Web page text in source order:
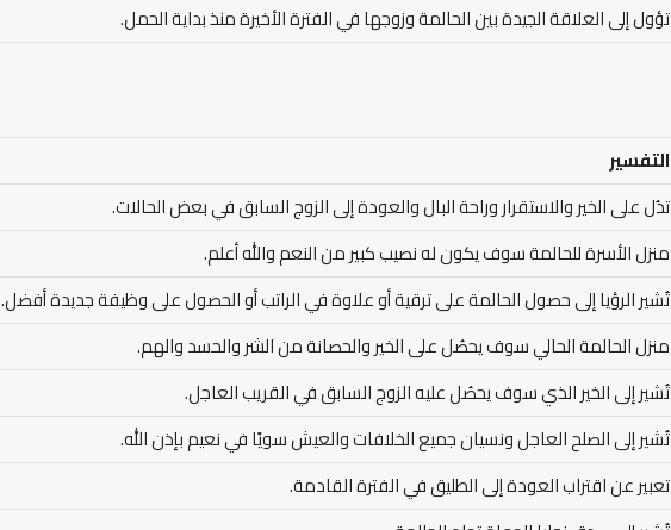
تؤول إلى العلاقة الجيدة بين الحالمة وزوجها في الفترة الأخيرة منذ بداية الحمل.
التفسير
تدُل على الخير والاستقرار وراحة البال والعودة إلى الزوج السابق في بعض الحالات.
منزل الأسرة للحالمة سوف يكون له نصيب كبير من النعم والله أعلم.
تُشير الرؤيا إلى حصول الحالمة على ترقية أو علاوة في الراتب أو الحصول على وظيفة جديدة أفضل.
منزل الحالمة الحالي سوف يحصُل على الخير والحصانة من الشر والحسد والهم.
تُشير إلى الخير الذي سوف يحصُل عليه الزوج السابق في القريب العاجل.
تُشير إلى الصلح العاجل ونسيان جميع الخلافات والعيش سويًا في نعيم بإذن الله.
تعبير عن اقتراب العودة إلى الطليق في الفترة القادمة.